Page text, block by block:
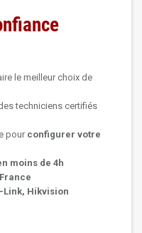
le meilleur choix de
techniciens certifiés
pour configurer votre
moins de 4h
Link, Hikvision